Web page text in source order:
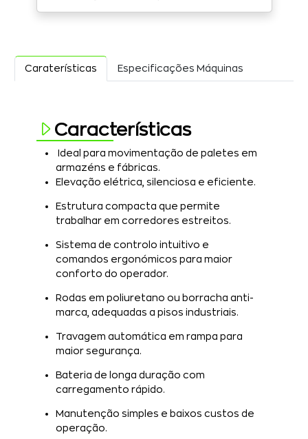
Caraterísticas Especificações Máquinas
Características
Ideal para movimentação de paletes em
armazéns e fábricas.
Elevação elétrica, silenciosa e eficiente.
Estrutura compacta que permite
trabalhar em corredores estreitos.
Sistema de controlo intuitivo e
comandos ergonómicos para maior
conforto do operador.
Rodas em poliuretano ou borracha anti-
marca, adequadas a pisos industriais.
Travagem automática em rampa para
maior segurança.
Bateria de longa duração com
carregamento rápido.
Manutenção simples e baixos custos de
operação.